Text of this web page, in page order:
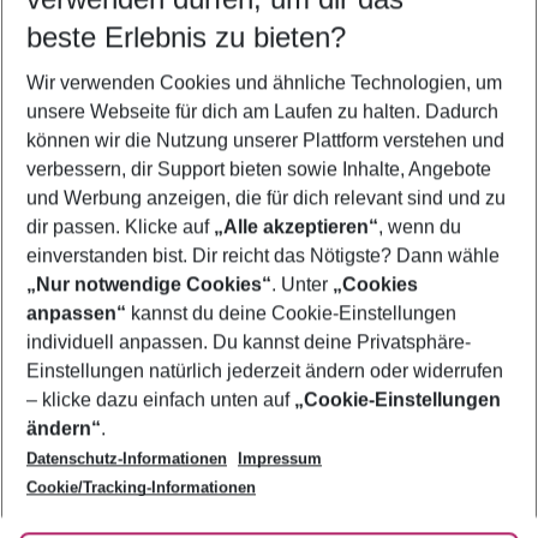
5-8 Nächte
2 Erwachsene Keine Kinder
Mehr Filter anzeigen
Footer
Footer navigation
Über uns
AGB
Bestpreisgarantie
Cookie-Einstellungen ändern
Cookie-Richtlinie
Agenturbetreuung
Barrierefreies Reisen
Folge uns
beste Erlebnis zu bieten?
Wir verwenden Cookies und ähnliche Technologien, um
unsere Webseite für dich am Laufen zu halten. Dadurch
können wir die Nutzung unserer Plattform verstehen und
verbessern, dir Support bieten sowie Inhalte, Angebote
und Werbung anzeigen, die für dich relevant sind und zu
dir passen. Klicke auf „Alle akzeptieren“, wenn du
einverstanden bist. Dir reicht das Nötigste? Dann wähle
„Nur notwendige Cookies“. Unter „Cookies
anpassen“ kannst du deine Cookie-Einstellungen
individuell anpassen. Du kannst deine Privatsphäre-
Einstellungen natürlich jederzeit ändern oder widerrufen
– klicke dazu einfach unten auf „Cookie-Einstellungen
ändern“.
Datenschutz-Informationen
Impressum
Cookie/Tracking-Informationen